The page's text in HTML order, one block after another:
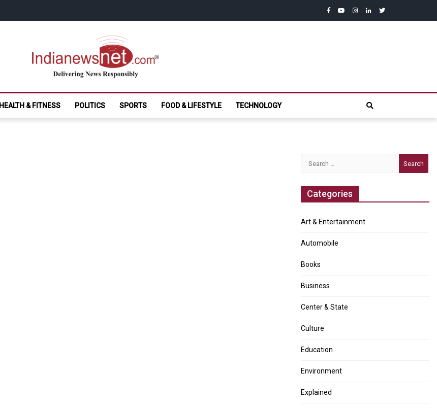
facebook
youtubeinstagram
linkedintwitter
India News Net.com
HEALTH & FITNESS POLITICS SPORTS FOOD & LIFESTYLE TECHNOLOGY
Categories
Art & Entertainment
Automobile
Books
Business
Center & State
Culture
Education
Environment
Explained